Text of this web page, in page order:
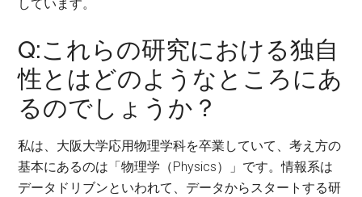
しています。
Q:これらの研究における独自
性とはどのようなところにあ
るのでしょうか？
私は、大阪大学応用物理学科を卒業していて、考え方の
基本にあるのは「物理学（Physics）」です。情報系は
データドリブンといわれて、データからスタートする研